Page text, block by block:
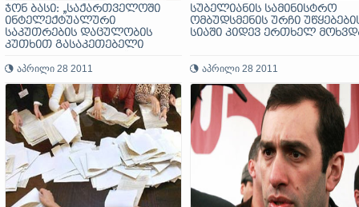
ჯონ ბასი: „საქართველოში
ინტელექტუალური
საკუთრების დაცულობის
კუთხით გასაკეთებელი
აპრილი 28 2011
სუბელიანის სამინისტრო
ომბუდსმენის ურჩი
სიაში კიდევ ერთხელ
აპრილი 28 2011